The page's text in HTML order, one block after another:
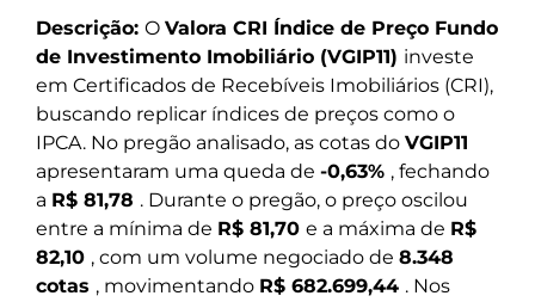
Descrição: O Valora CRI Índice de Preço Fundo
de Investimento Imobiliário (VGIP11) investe
em Certificados de Recebíveis Imobiliários (CRI),
buscando replicar índices de preços como o
IPCA. No pregão analisado, as cotas do VGIP11
apresentaram uma queda de -0,63% , fechando
a R$ 81,78 . Durante o pregão, o preço oscilou
entre a mínima de R$ 81,70 e a máxima de R$
82,10 , com um volume negociado de 8.348
cotas , movimentando R$ 682.699,44 . Nos